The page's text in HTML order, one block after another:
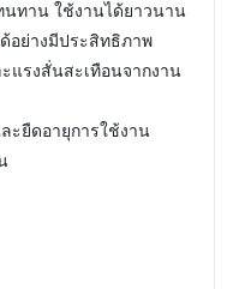
นทาน ใช้งานได้ยาวนาน
อย่างมีประสิทธิภาพ
แรงสั่นสะเทือนจากงาน
ะยืดอายุการใช้งาน